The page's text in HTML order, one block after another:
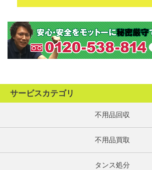
サービスカテゴリ
不用品回収
不用品買取
タンス処分